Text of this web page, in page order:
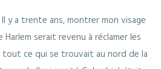
Il y a trente ans, montrer mon visage
serait revenu à réclamer les
tout ce qui se trouvait au nord de la